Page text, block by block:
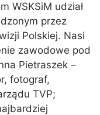
WSKSiM udział
przez
Polskiej. Nasi
zawodowe pod
Pietraszek –
fotograf,
TVP;